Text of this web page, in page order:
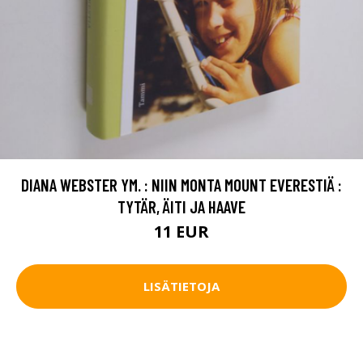
DIANA WEBSTER YM. : NIIN MONTA MOUNT EVERESTIÄ :
TYTÄR, ÄITI JA HAAVE
11 EUR
LISÄTIETOJA